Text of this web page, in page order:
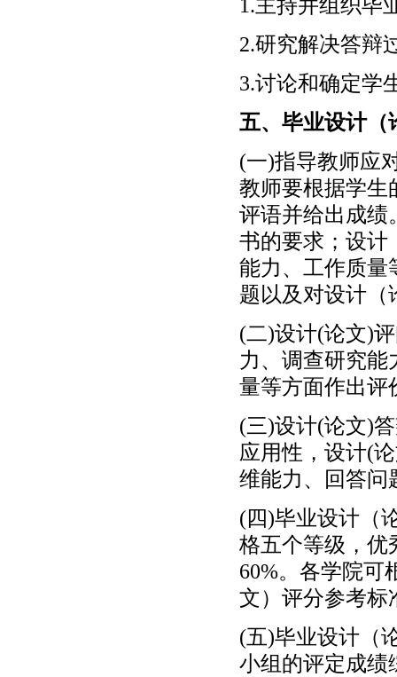
1.主持并组织毕
2.研究解决答辩
3.讨论和确定学
五、毕业设计（
(一)指导教师应
教师要根据学生
评语并给出成绩
书的要求；设计
能力、工作质量
题以及对设计（
(二)设计(论文)
力、调查研究
量等方面作出评
(三)设计(论文)
应用性，设计(
维能力、回答问
(四)毕业设计（
格五个等级，优
60%。各学院可
文）评分参考标
(五)毕业设计（
小组的评定成绩